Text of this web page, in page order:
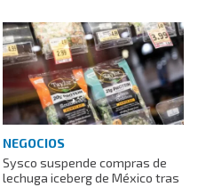
NEGOCIOS
Sysco suspende compras de
lechuga iceberg de México tras